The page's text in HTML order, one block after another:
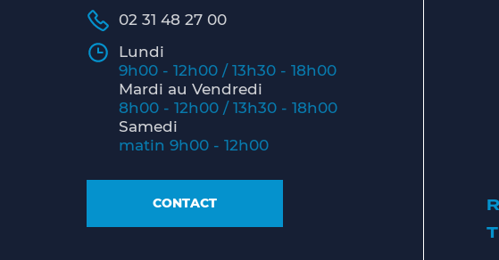
02 31 48 27 00
Lundi
9h00 - 12h00 / 13h30 - 18h00
Mardi au Vendredi
8h00 - 12h00 / 13h30 - 18h00
Samedi
matin 9h00 - 12h00
CONTACT